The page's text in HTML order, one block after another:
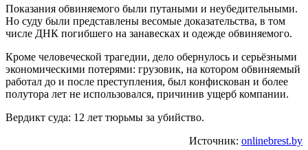
Показания обвиняемого были путаными и неубедительными.
Но суду были представлены весомые доказательства, в том
числе ДНК погибшего на занавесках и одежде обвиняемого.
Кроме человеческой трагедии, дело обернулось и серьёзными
экономическими потерями: грузовик, на котором обвиняемый
работал до и после преступления, был конфискован и более
полутора лет не использовался, причинив ущерб компании.
Вердикт суда: 12 лет тюрьмы за убийство.
Источник: onlinebrest.by